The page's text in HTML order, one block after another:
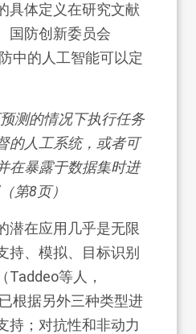
具体定义在研究文献
国防创新委员会
中的人工智能可以定
测的情况下执行任务
的人工系统，或者可
在暴露于数据集时进
第8页）
潜在应用几乎是无限
持、模拟、目标识别
Taddeo等人，
根据另外三种类型进
持；对抗性和非动力